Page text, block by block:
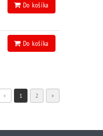
Do košíka
Do košíka
« 1 2 »